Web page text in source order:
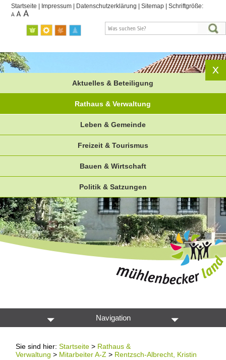
Startseite Impressum Datenschutzerklärung |Sitemap |Schriftgröße:
Aktuelles & Beteiligung
Rathaus & Verwaltung
Leben & Gemeinde
Freizeit & Tourismus
Bauen & Wirtschaft
Politik & Satzungen
Navigation
Sie sind hier:Startseite > Rathaus &
Verwaltung > Mitarbeiter A-Z > Rentzsch-Albrecht, Kristin